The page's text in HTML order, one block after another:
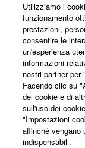
further
an
tutorials
playing
and
Home -
Utilizziamo i
funzionamento
prestazioni,
consentire le
un'esperienza
informazioni
nostri partner
Facendo clic su
dei cookie e di
sull'uso dei
"Impostazioni
affinché
indispensabili.